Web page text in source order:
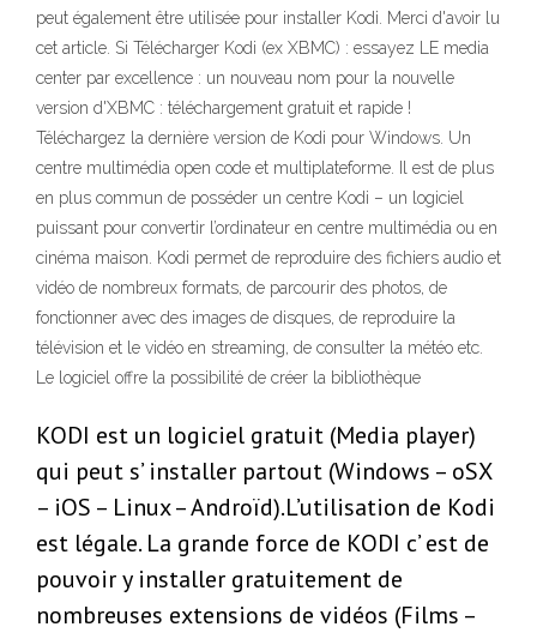
peut également être utilisée pour installer Kodi. Merci d'avoir lu
cet article. Si Télécharger Kodi (ex XBMC) : essayez LE media
center par excellence : un nouveau nom pour la nouvelle
version d'XBMC : téléchargement gratuit et rapide !
Téléchargez la dernière version de Kodi pour Windows. Un
centre multimédia open code et multiplateforme. Il est de plus
en plus commun de posséder un centre Kodi – un logiciel
puissant pour convertir l’ordinateur en centre multimédia ou en
cinéma maison. Kodi permet de reproduire des fichiers audio et
vidéo de nombreux formats, de parcourir des photos, de
fonctionner avec des images de disques, de reproduire la
télévision et le vidéo en streaming, de consulter la météo etc.
Le logiciel offre la possibilité de créer la bibliothèque
KODI est un logiciel gratuit (Media player)
qui peut s’ installer partout (Windows – oSX
– iOS – Linux – Androïd).L’utilisation de Kodi
est légale. La grande force de KODI c’ est de
pouvoir y installer gratuitement de
nombreuses extensions de vidéos (Films –